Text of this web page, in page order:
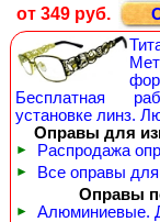
от 349 руб.
Бесплатная
установке линз.
Оправы для
► Распродажа
►
Все оправы
Оправы
► Алюминиевые.